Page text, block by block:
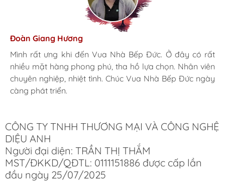
Hương Suri
Mình rất ưng khi đến Vua Nhà Bếp Đức. Ở đây có rất
nhiều mặt hàng phong phú, tha hồ lựa chọn. Nhân viên
chuyên nghiệp, nhiệt tình. Chúc Vua Nhà Bếp Đức ngày
càng phát triển.
Đoàn Giang Hương
Mình rất ưng khi đến Vua Nhà Bếp Đức. Ở đây có rất
nhiều mặt hàng phong phú, tha hồ lựa chọn. Nhân viên
chuyên nghiệp, nhiệt tình. Chúc Vua Nhà Bếp Đức ngày
càng phát triển.
Ngọc Anh
Mình rất ưng khi đến Vua Nhà Bếp Đức. Ở đây có rất
nhiều mặt hàng phong phú, tha hồ lựa chọn. Nhân viên
chuyên nghiệp, nhiệt tình. Chúc Vua Nhà Bếp Đức ngày
càng phát triển.
CÔNG TY TNHH THƯƠNG MẠI VÀ CÔNG NGHỆ
DIỆU ANH
Người đại diện: TRẦN THỊ THẮM
MST/ĐKKD/QĐTL: 0111151886 được cấp lần
đầu ngày 25/07/2025